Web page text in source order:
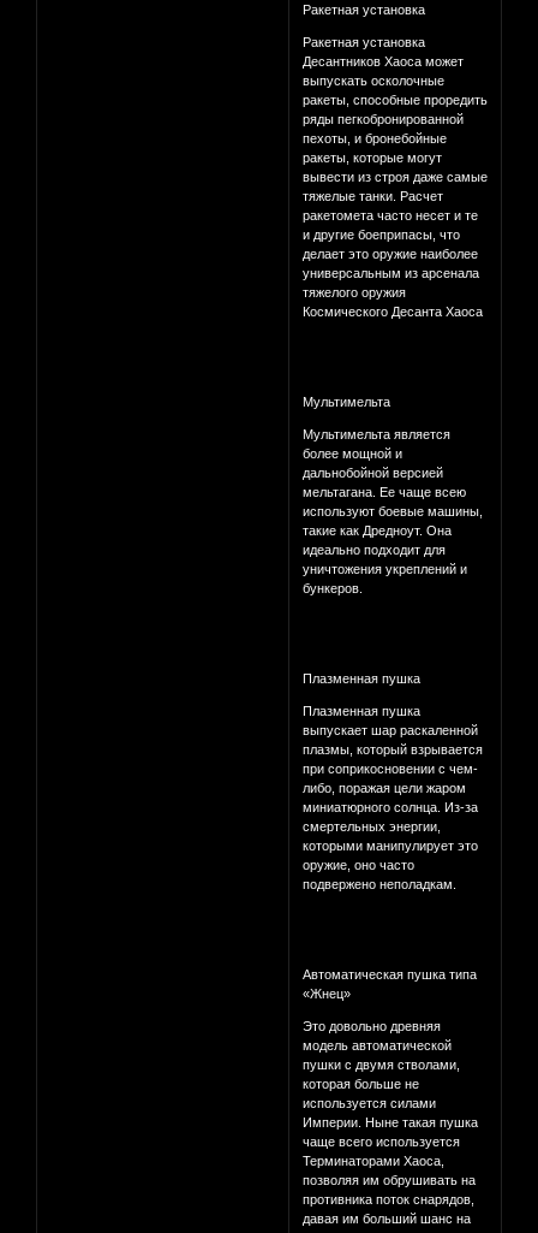
Ракетная установка
Ракетная установка
Десантников Хаоса может
выпускать осколочные
ракеты, способные проредить
ряды пегкобронированной
пехоты, и бронебойные
ракеты, которые могут
вывести из строя даже самые
тяжелые танки. Расчет
ракетомета часто несет и те
и другие боеприпасы, что
делает это оружие наиболее
универсальным из арсенала
тяжелого оружия
Космического Десанта Хаоса
Мультимельта
Мультимельта является
более мощной и
дальнобойной версией
мельтагана. Ее чаще всею
используют боевые машины,
такие как Дредноут. Она
идеально подходит для
уничтожения укреплений и
бункеров.
Плазменная пушка
Плазменная пушка
выпускает шар раскаленной
плазмы, который взрывается
при соприкосновении с чем-
либо, поражая цели жаром
миниатюрного солнца. Из-за
смертельных энергии,
которыми манипулирует это
оружие, оно часто
подвержено неполадкам.
Автоматическая пушка типа
«Жнец»
Это довольно древняя
модель автоматической
пушки с двумя стволами,
которая больше не
используется силами
Империи. Ныне такая пушка
чаще всего используется
Терминаторами Хаоса,
позволяя им обрушивать на
противника поток снарядов,
давая им больший шанс на